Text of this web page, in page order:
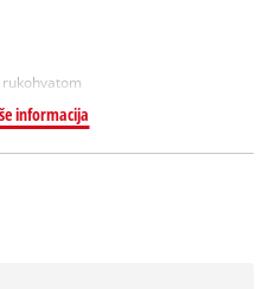
informacija